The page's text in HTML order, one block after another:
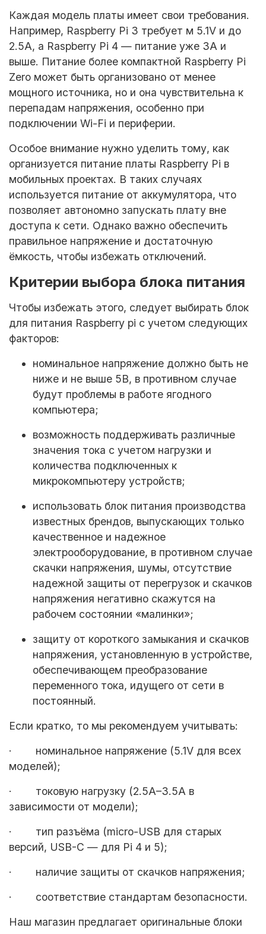
Каждая модель платы имеет свои требования.
Например, Raspberry Pi 3 требует м 5.1V и до
2.5А, а Raspberry Pi 4 — питание уже 3А и
выше. Питание более компактной Raspberry Pi
Zero может быть организовано от менее
мощного источника, но и она чувствительна к
перепадам напряжения, особенно при
подключении Wi-Fi и периферии.
Особое внимание нужно уделить тому, как
организуется питание платы Raspberry Pi в
мобильных проектах. В таких случаях
используется питание от аккумулятора, что
позволяет автономно запускать плату вне
доступа к сети. Однако важно обеспечить
правильное напряжение и достаточную
ёмкость, чтобы избежать отключений.
Критерии выбора блока питания
Чтобы избежать этого, следует выбирать блок
для питания Raspberry pi с учетом следующих
факторов:
номинальное напряжение должно быть не
ниже и не выше 5В, в противном случае
будут проблемы в работе ягодного
компьютера;
возможность поддерживать различные
значения тока с учетом нагрузки и
количества подключенных к
микрокомпьютеру устройств;
использовать блок питания производства
известных брендов, выпускающих только
качественное и надежное
электрооборудование, в противном случае
скачки напряжения, шумы, отсутствие
надежной защиты от перегрузок и скачков
напряжения негативно скажутся на
рабочем состоянии «малинки»;
защиту от короткого замыкания и скачков
напряжения, установленную в устройстве,
обеспечивающем преобразование
переменного тока, идущего от сети в
постоянный.
Если кратко, то мы рекомендуем учитывать:
·
номинальное напряжение (5.1V для всех
моделей);
·
токовую нагрузку (2.5A–3.5A в
зависимости от модели);
·
тип разъёма (micro-USB для старых
версий, USB-C — для Pi 4 и 5);
·
наличие защиты от скачков напряжения;
· соответствие стандартам безопасности.
Наш магазин предлагает оригинальные блоки